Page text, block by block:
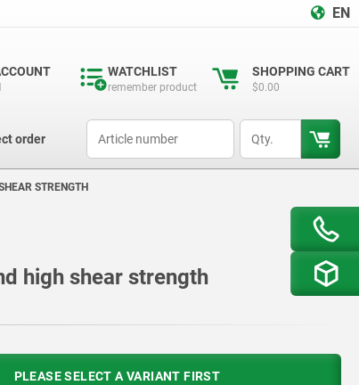
EN
WATCHLIST
remember product
SHOPPING CART
$0.00
order
STRENGTH
high shear strength
PLEASE SELECT A VARIANT FIRST